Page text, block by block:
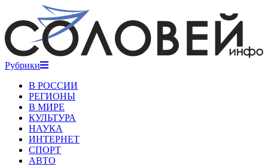
Рубрики
В РОССИИ
РЕГИОНЫ
В МИРЕ
КУЛЬТУРА
НАУКА
ИНТЕРНЕТ
СПОРТ
АВТО